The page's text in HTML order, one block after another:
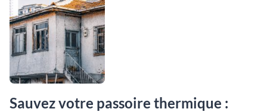
Sauvez votre passoire thermique :